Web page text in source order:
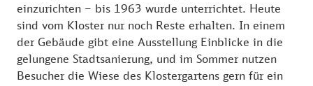
einzurichten – bis 1963 wurde unterrichtet. Heute
sind vom Kloster nur noch Reste erhalten. In einem
der Gebäude gibt eine Ausstellung Einblicke in die
gelungene Stadtsanierung, und im Sommer nutzen
Besucher die Wiese des Klostergartens gern für ein